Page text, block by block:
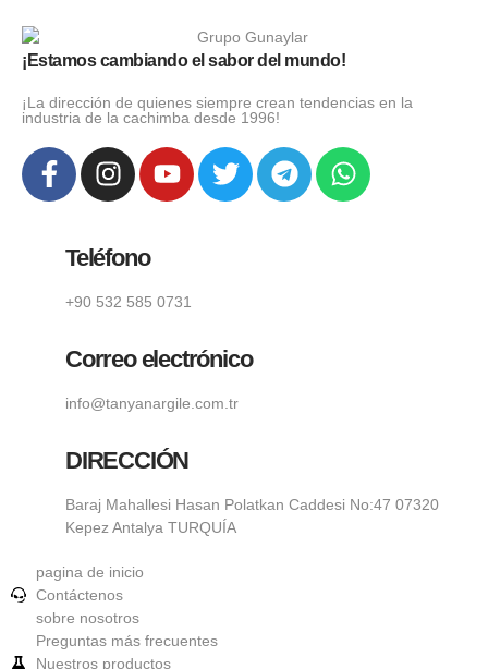
¡Estamos cambiando el sabor del mundo!
¡La dirección de quienes siempre crean tendencias en la
industria de la cachimba desde 1996!
Teléfono
+90 532 585 0731
Correo electrónico
info@tanyanargile.com.tr
DIRECCIÓN
Baraj Mahallesi Hasan Polatkan Caddesi No:47 07320
Kepez Antalya TURQUÍA
pagina de inicio
Contáctenos
sobre nosotros
Preguntas más frecuentes
Nuestros productos